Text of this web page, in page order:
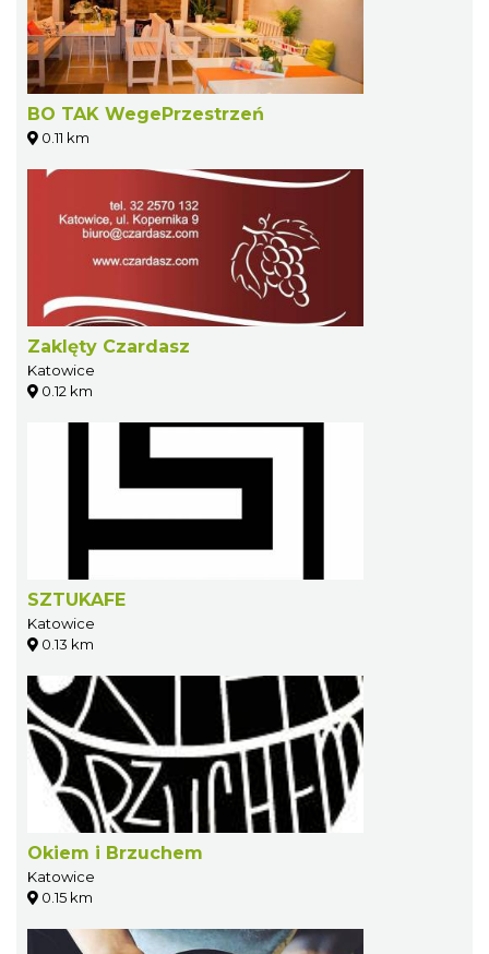
BO TAK WegePrzestrzeń
0.11 km
Zaklęty Czardasz
Katowice
0.12 km
SZTUKAFE
Katowice
0.13 km
Okiem i Brzuchem
Katowice
0.15 km